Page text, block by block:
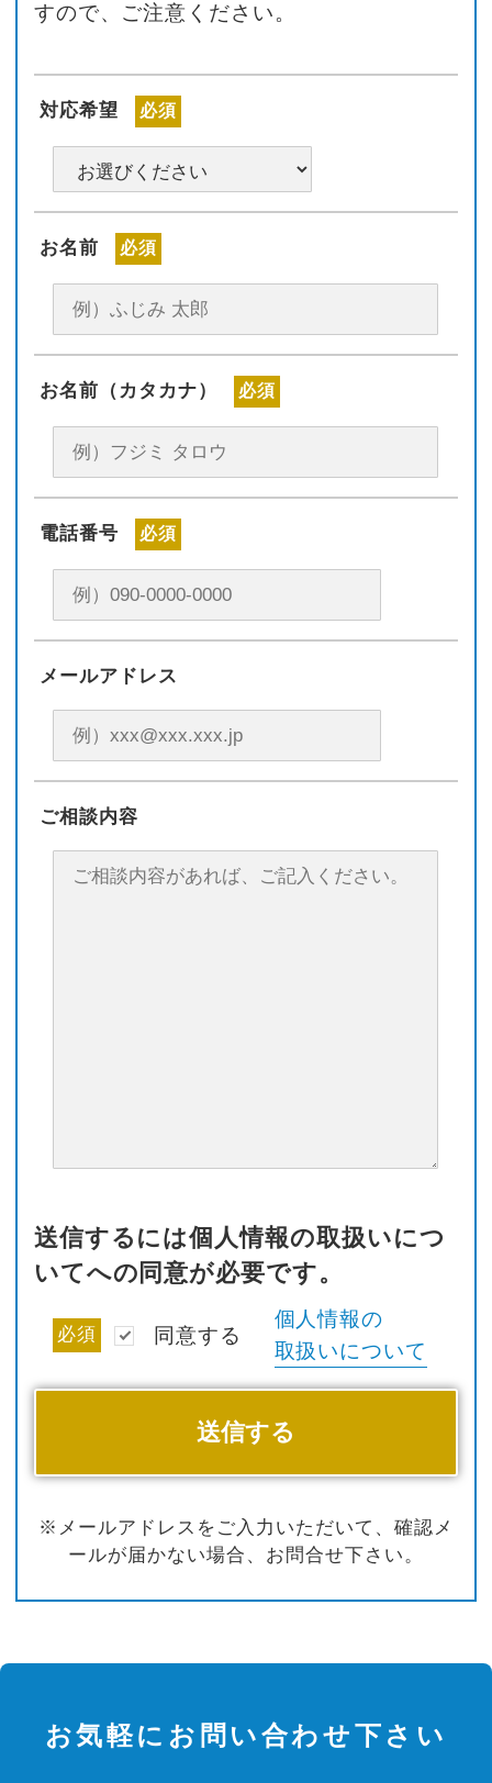
すので、ご注意ください。
対応希望 必須
お名前 必須
お名前（カタカナ） 必須
電話番号 必須
メールアドレス
ご相談内容
送信するには個人情報の取扱いにつ
いてへの同意が必要です。
必須 同意する
個人情報の
取扱いについて
※メールアドレスをご入力いただいて、確認メ
ールが届かない場合、お問合せ下さい。
お気軽にお問い合わせ下さい